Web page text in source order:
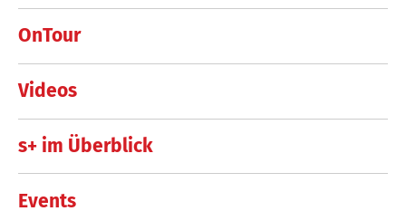
OnTour
Videos
s+ im Überblick
Events